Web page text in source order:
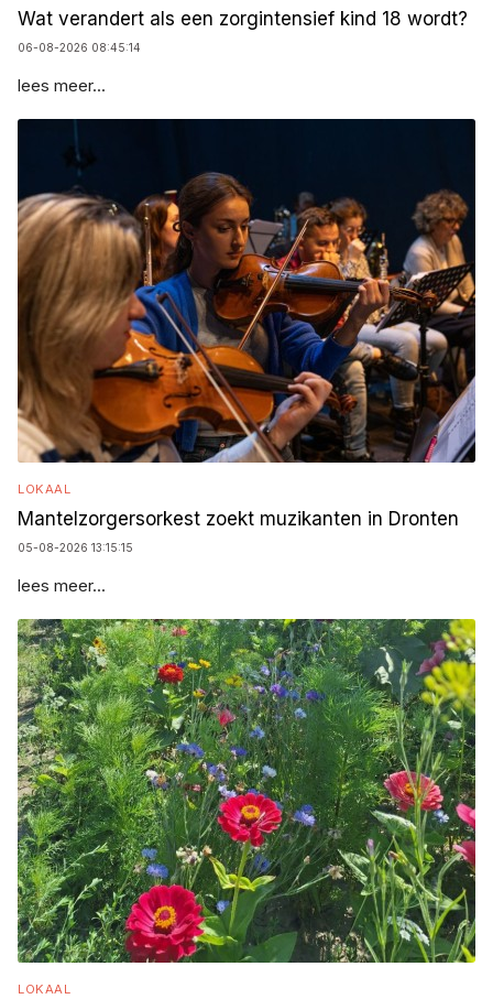
Wat verandert als een zorgintensief kind 18 wordt?
06-08-2026 08:45:14
lees meer...
LOKAAL
Mantelzorgersorkest zoekt muzikanten in Dronten
05-08-2026 13:15:15
lees meer...
LOKAAL